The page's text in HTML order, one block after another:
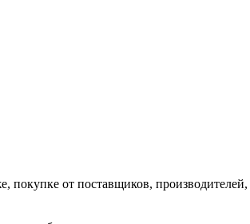
покупке от поставщиков,